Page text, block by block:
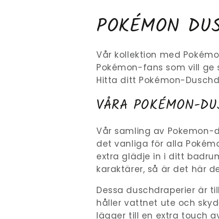
SAMLING:
POKÉMON
Vår kollektion med
Pokémon-fans som vill ge
Hitta ditt Pokémon-
VÅRA POKÉMON-
Vår samling av
det vanliga för alla
extra glädje in i ditt
karaktärer, så är det här
Dessa duschdraperier är
håller vattnet ute och
lägger till en extra touch